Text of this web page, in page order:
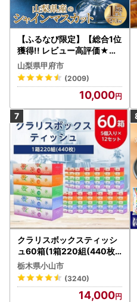
【ふるなび限定】【総合1位
獲得!! レビュー高評価★】
〈2026年度配送分〉山梨
県産 シャインマスカット 2
～3房（1.0kg以上）シャイ
ン フルーツ FN-Limited-S
P
山梨県甲府市
(2009)
10,000
クラリスボックスティッシ
ュ60箱(1箱220組(440枚))
(5個入り×12セット)【配送
不可地域：離島・沖縄県】
【1256759】
栃木県小山市
(3240)
14,000